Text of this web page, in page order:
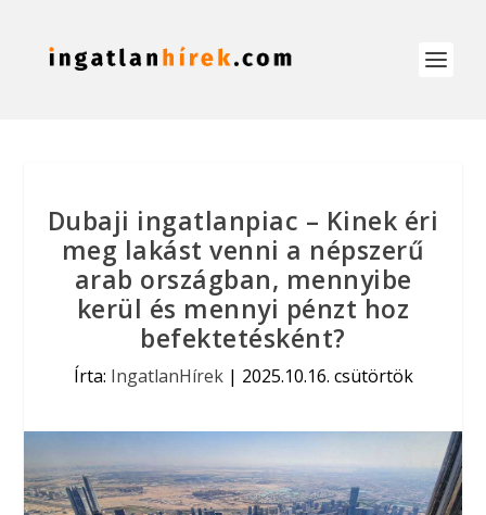
Dubaji ingatlanpiac – Kinek éri
meg lakást venni a népszerű
arab országban, mennyibe
kerül és mennyi pénzt hoz
befektetésként?
Írta: IngatlanHírek| 2025.10.16. csütörtök